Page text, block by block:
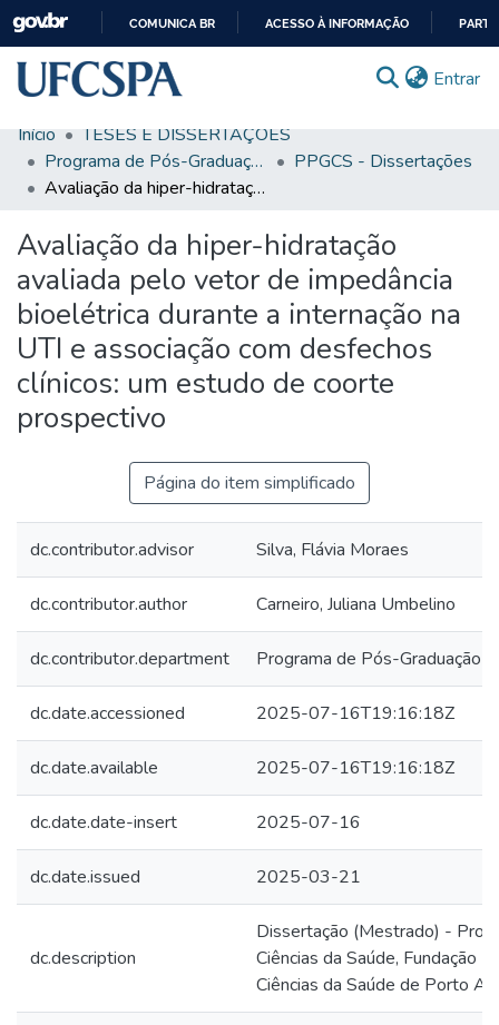
CONTEÚDO
COMUNICA BR ACESSO À INFORMAÇÃO
Entrar
Comunidades & Coleções
Busca Facetada
Estatísticas
Autoarquivamento
Sobre o RI-UFCSPA
FAQ
Ajuda
Início
TESES E DISSERTAÇÕES
Programa de Pós-Graduação em Ciências da Saúde
PPGCS - Dissertações
Avaliação da hiper-hidratação avaliada pelo vetor de impedância bioelétrica durante a internação na UTI e associação com desfechos clínicos: um estudo de coorte prospectivo
Avaliação da hiper-hidratação
avaliada pelo vetor de impedância
bioelétrica durante a internação na
UTI e associação com desfechos
clínicos: um estudo de coorte
prospectivo
Página do item simplificado
dc.contributor.advisor Silva, Flávia Moraes
dc.contributor.author Carneiro, Juliana Umbelino
dc.contributor.department Programa de Pós-Graduação
dc.date.accessioned 2025-07-16T19:16:18Z
dc.date.available 2025-07-16T19:16:18Z
dc.date.date-insert 2025-07-16
dc.date.issued 2025-03-21
dc.description
Dissertação (Mestrado) -
Ciências da Saúde, Fundação
Ciências da Saúde de Porto